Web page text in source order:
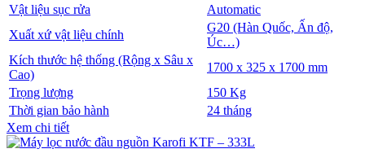
Vật liệu sục rửa
Automatic
Xuất xứ vật liệu chính
G20 (Hàn Quốc, Ấn độ,
Úc…)
Kích thước hệ thống (Rộng x Sâu x
Cao)
1700 x 325 x 1700 mm
Trọng lượng
150 Kg
Thời gian bảo hành
24 tháng
Xem chi tiết